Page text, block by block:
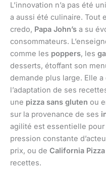
L’innovation n’a pas été
a aussi été culinaire. Tout
credo, Papa John’s a su
consommateurs.
comme les poppers, les
desserts, étoffant son
demande plus large. Elle
l’adaptation de ses
une pizza sans gluten ou
sur la provenance de ses
agilité est essentielle
pression constante
prix, ou de California
recettes.